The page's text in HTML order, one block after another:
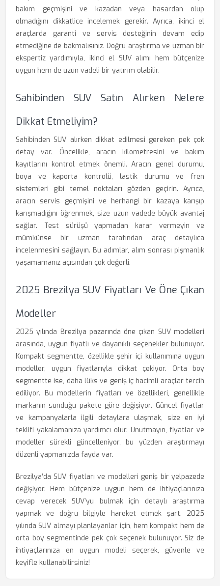
bakım geçmişini ve kazadan veya hasardan olup
olmadığını dikkatlice incelemek gerekir. Ayrıca, ikinci el
araçlarda garanti ve servis desteğinin devam edip
etmediğine de bakmalısınız. Doğru araştırma ve uzman bir
ekspertiz yardımıyla, ikinci el SUV alımı hem bütçenize
uygun hem de uzun vadeli bir yatırım olabilir.
Sahibinden SUV Satın Alırken Nelere
Dikkat Etmeliyim?
Sahibinden SUV alırken dikkat edilmesi gereken pek çok
detay var. Öncelikle, aracın kilometresini ve bakım
kayıtlarını kontrol etmek önemli. Aracın genel durumu,
boya ve kaporta kontrolü, lastik durumu ve fren
sistemleri gibi temel noktaları gözden geçirin. Ayrıca,
aracın servis geçmişini ve herhangi bir kazaya karışıp
karışmadığını öğrenmek, size uzun vadede büyük avantaj
sağlar. Test sürüşü yapmadan karar vermeyin ve
mümkünse bir uzman tarafından araç detaylıca
incelenmesini sağlayın. Bu adımlar, alım sonrası pişmanlık
yaşamamanız açısından çok değerli.
2025 Brezilya SUV Fiyatları Ve Öne Çıkan
Modeller
2025 yılında Brezilya pazarında öne çıkan SUV modelleri
arasında, uygun fiyatlı ve dayanıklı seçenekler bulunuyor.
Kompakt segmentte, özellikle şehir içi kullanımına uygun
modeller, uygun fiyatlarıyla dikkat çekiyor. Orta boy
segmentte ise, daha lüks ve geniş iç hacimli araçlar tercih
ediliyor. Bu modellerin fiyatları ve özellikleri, genellikle
markanın sunduğu pakete göre değişiyor. Güncel fiyatlar
ve kampanyalarla ilgili detaylara ulaşmak, size en iyi
teklifi yakalamanıza yardımcı olur. Unutmayın, fiyatlar ve
modeller sürekli güncelleniyor, bu yüzden araştırmayı
düzenli yapmanızda fayda var.
Brezilya’da SUV fiyatları ve modelleri geniş bir yelpazede
değişiyor. Hem bütçenize uygun hem de ihtiyaçlarınıza
cevap verecek SUV’yu bulmak için detaylı araştırma
yapmak ve doğru bilgiyle hareket etmek şart. 2025
yılında SUV almayı planlayanlar için, hem kompakt hem de
orta boy segmentinde pek çok seçenek bulunuyor. Siz de
ihtiyaçlarınıza en uygun modeli seçerek, güvenle ve
keyifle kullanabilirsiniz!